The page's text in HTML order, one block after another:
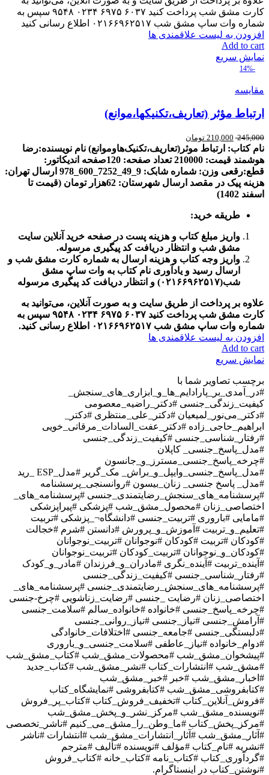
کارت مشق شب پرداخت کنید ۶۰۳۷ ۶۹۷۵ ۰۲۳۴ ۹۵۴۸ سپس به
شماره وات ساپ مشق شب ۰۲۱۶۶۹۶۲۵۱۷ اطلاع رسانی کنید
افزودن به لیست علاقمندی ها
Add to cart
نمایش سریع
-14%
مقایسه
ارتباط مؤثر (تعاریف،تکنیکها،موانع)
245,000
210,000 تومان
نام کتاب: ارتباط موثر(تعاریف،تکنیک‌هاوموانع) نام نویسنده:رضا
هوشمند قیمت: 210000 تعداد صفحه: 120صفحه
اندیکاتور:
قطع:رقعی وزن: شماره شابک: 9 ارسال تهران:
هزینه پیک در مقصد
ارسال شهرستان: 62هزار تومان (قیمت تا
اسفند 1402)
طریقه خرید:
واریز مبلغ کتاب و هزینه پست در صفحه خرید آنلاین سایت
مشق شب و انتظار دریافت کد پیگیری مرسوله.
واریز وجه کتاب و هزینه ارسال به شماره کارت مشق شب و
ارسال رسید و یادآوری نام کتاب به وات ساپ مشق
شب(۰۲۱۶۶۹۶۲۵۱۷) و انتظار دریافت کد پیگیری مرسوله
علاوه بر پرداخت از طریق سایت و به صورت آنلاین، می‌توانید به
کارت مشق شب پرداخت کنید ۶۰۳۷ ۶۹۷۵ ۰۲۳۴ ۹۵۴۸ سپس به
شماره وات ساپ مشق شب ۰۲۱۶۶۹۶۲۵۱۷ اطلاع رسانی کنید.
افزودن به لیست علاقمندی ها
Add to cart
نمایش سریع
برچسب تصاویر شما با
#در_آمدی_بر_پارادایم_ها_و_ابزاری_های_سنجش_
کیفیت_زندگی_جنسی #دکتر_راضیه_معصومی
#دکتر_می‌نور_لمیعیان #دکتر_علی_منتظری #دکتر_
ابراهیم_حاجی_زاده #دکتر_عفت_السادات_مرقاتی_خویی
#رفتار_شناسی_جنسی #کیفیت_زندگی_جنسی
#مدل_پاسخ_جنسی_ کاپلان
#چرخه_پاسخ_جنسی_مسترز_و_جانسون
#مدل_پاسخ_جنسی_وایپل_و_براش_ مک_گریر #مدل_ESP _رید
#مدل_ پاسخ جنسی_ زنان_بیسون #روانسنجی_پرسشنامه
#پرسشنامه_های_سنجش_رضایتمندی_جنسی #پرسشنامه_‌های_
اختصاصی_زنان #محصول_مشق_شب #پزشکی #پیراپزشکی
#مامایی #باروری #تربیت_جنسی #دانشگاه¬_پزشکی #تربیت
#تعلیم_و_تربیت #آموزش_و_پرورش #دانستن #شرم #خجالت
#کودکان #تربیت #کودکان #نوجوانان #تربیت_نوجوانان
#کودکان_و_نوجوانان #تربیت_کودکان #تربیت_نوجوانان
#آینده_تربیت #آینده_نگری #مادران_و_فرزندان #مادر_و_کودک
#رفتار_شناسی_جنسی #کیفیت_زندگی_جنسی
#پرسشنامه_های_سنجش_رضایتمندی_جنسی #پرسشنامه_‌های_
اختصاصی_زنان #رضایت _جنسی #رضایت_زناشویی #چرخ-جنسی
#چرخه_پاسخ_جنسی #خانواده #خانواده_سالم #سلامت_جنسی
#آرامش_جنسی #نیاز_جنسی #نیاز_روانی_جنسی
#دلبستگی_جنسی #جامعه_جنسی #اختلافات_خانوادگی
#دوام_خانواده #نیاز_عاطفی #سلامت_جنسی_و_باروری
#پیشخوان_مشق_شب #محصولات_مشق_شب #کتاب_مشق_شب
#مشق_شب #انتشارات_کتاب #نشر_مشق_شب #کتاب_جدید
#اخبار_مشق_شب #خبر #خبر_مشق_شب
#کتابفروشی_مشق_شب #کتابفروشی #نمایشگاه_کتاب
#فروش_آنلاین_کتاب #تخفیف_فروش_کتاب #کتاب_پر_فروش
#نویسنده_مشق_شب #مرکز_نشر_و_پخش_مشق_شب
#مرکز_پخش_کتاب #ما_وطن_را_مشق_می_کنیم #ناشر_تخصصی
#آثار_مشق_شب #آثار_انتشارات_مشق_شب #انتشارات #ناشر
#نشریه #نام_کتاب #مؤلف #نویسنده #تألیف #مترجم
#گردآوری_کتاب #کتاب_نامه #کتاب_خانه #کتاب_فروش
#نوشتن_کتاب در اینستاگرام.